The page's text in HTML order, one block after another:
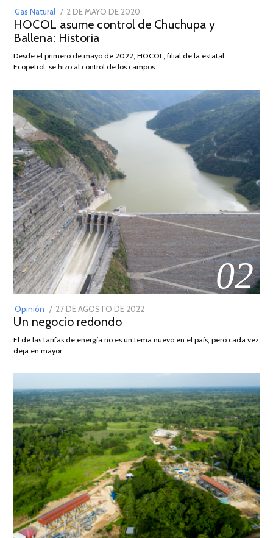
Gas Natural
POSTED
ON
2 DE MAYO DE 2020
DE
2026
HOCOL asume control de Chuchupa y
Ballena: Historia
Desde el primero de mayo de 2022, HOCOL, filial de la estatal
Ecopetrol, se hizo al control de los campos …
02
Opinión
POSTED
ON
27 DE AGOSTO DE 2022
DE
Un negocio redondo
El de las tarifas de energía no es un tema nuevo en el país, pero cada vez
deja en mayor …